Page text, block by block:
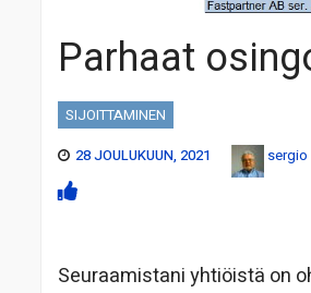
Parhaat
SIJOITTAMINEN
28 JOULUKUUN, 2021
sergio
Seuraamistani yhtiöistä on